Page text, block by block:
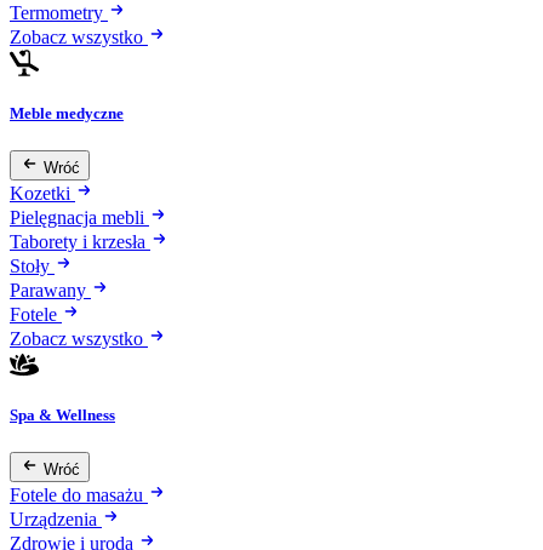
Termometry
Zobacz wszystko
Meble medyczne
Wróć
Kozetki
Pielęgnacja mebli
Taborety i krzesła
Stoły
Parawany
Fotele
Zobacz wszystko
Spa & Wellness
Wróć
Fotele do masażu
Urządzenia
Zdrowie i uroda